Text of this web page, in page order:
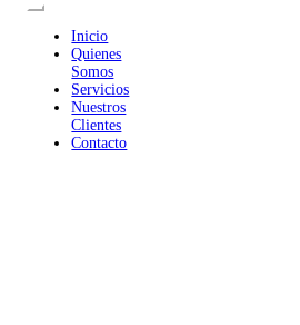
Inicio
Quienes
Somos
Servicios
Nuestros
Clientes
Contacto